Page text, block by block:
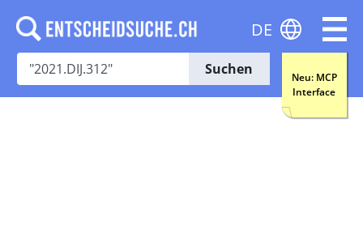
Suchen
Neu: MCP
Interface
DE